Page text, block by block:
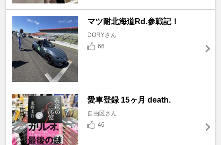
マツ耐北海道Rd.参戦記！
DORYさん
66
愛車登録 15ヶ月 death.
自由区さん
46